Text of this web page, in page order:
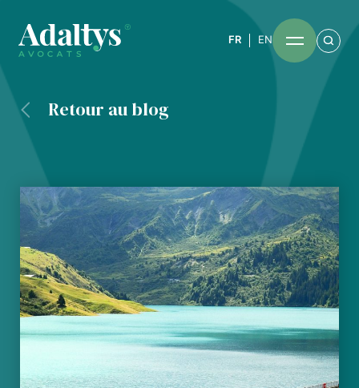
FR EN
Retour au blog